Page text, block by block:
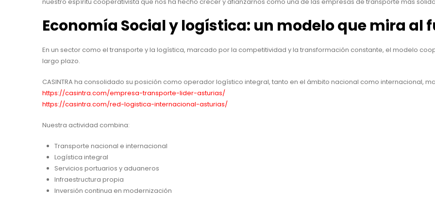
Economía Social y logística: un modelo que mira al
En un sector como el transporte y la logística, marcado por la competitividad y la transformación constante, el modelo
largo plazo.
CASINTRA ha consolidado su posición como operador logístico integral, tanto en el ámbito nacional como internacional,
https://casintra.com/empresa-transporte-lider-asturias/
https://casintra.com/red-logistica-internacional-asturias/
Nuestra actividad combina:
Transporte nacional e internacional
Logística integral
Servicios portuarios y aduaneros
Infraestructura propia
Inversión continua en modernización